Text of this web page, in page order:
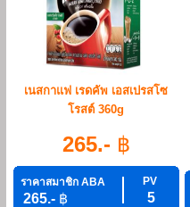
เนสกาแฟ เรดคัพ เอสเปรสโซ
โรสต์ 360g
265.- ฿
ราคาสมาชิก ABA PV
265.- ฿ 5